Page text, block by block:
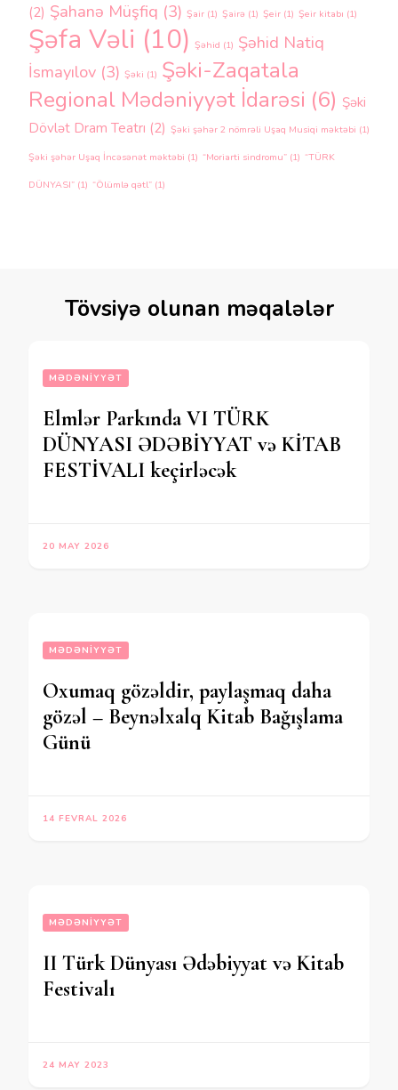
(2) Şahanə Müşfiq (3) Şair (1) Şairə (1) Şeir (1) Şeir kitabı (1)
Şəfa Vəli (10) Şəhid (1) Şəhid Natiq
İsmayılov (3) Şəki (1) Şəki-Zaqatala
Regional Mədəniyyət İdarəsi (6) Şəki
Dövlət Dram Teatrı (2) Şəki şəhər 2 nömrəli Uşaq Musiqi məktəbi (1)
Şəki şəhər Uşaq İncəsənət məktəbi (1) “Moriarti sindromu” (1) “TÜRK
DÜNYASI” (1) “Ölümlə qətl” (1)
Tövsiyə olunan məqalələr
MƏDƏNIYYƏT
Elmlər Parkında VI TÜRK
DÜNYASI ƏDƏBİYYAT və KİTAB
FESTİVALI keçirləcək
20 MAY 2026
MƏDƏNIYYƏT
Oxumaq gözəldir, paylaşmaq daha
gözəl – Beynəlxalq Kitab Bağışlama
Günü
14 FEVRAL 2026
MƏDƏNIYYƏT
II Türk Dünyası Ədəbiyyat və Kitab
Festivalı
24 MAY 2023